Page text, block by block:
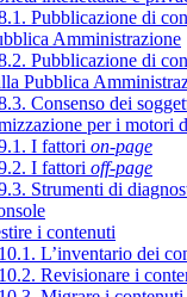
Pubblicazione di
Amministrazione
Pubblicazione di
Pubblica
Consenso dei
per i motori
I fattori on-page
I fattori off-page
Strumenti di
i contenuti
L’inventario dei
Revisionare i